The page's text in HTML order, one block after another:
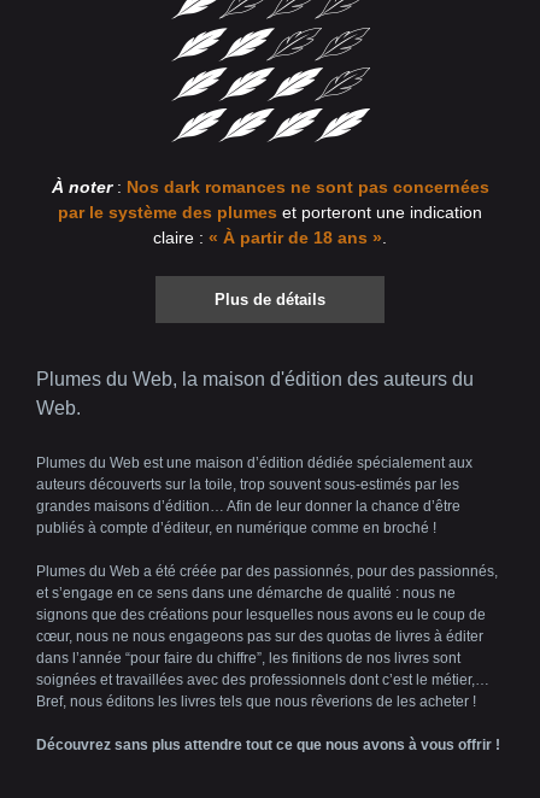
À noter: Nos dark romances ne sont pas concernées
par le système des plumes et porteront une indication
claire : « À partir de 18 ans ».
Plus de détails
Plumes du Web, la maison d'édition des auteurs du
Web.
Plumes du Web est une maison d’édition dédiée spécialement aux
auteurs découverts sur la toile, trop souvent sous-estimés par les
grandes maisons d’édition… Afin de leur donner la chance d’être
publiés à compte d’éditeur, en numérique comme en broché !
Plumes du Web a été créée par des passionnés, pour des passionnés,
et s’engage en ce sens dans une démarche de qualité : nous ne
signons que des créations pour lesquelles nous avons eu le coup de
cœur, nous ne nous engageons pas sur des quotas de livres à éditer
dans l’année “pour faire du chiffre”, les finitions de nos livres sont
soignées et travaillées avec des professionnels dont c’est le métier,…
Bref, nous éditons les livres tels que nous rêverions de les acheter !
Découvrez sans plus attendre tout ce que nous avons à vous offrir !